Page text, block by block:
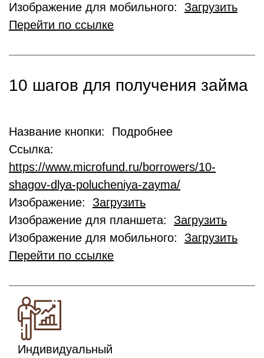
Изображение для мобильного: Загрузить
Перейти по ссылке
10 шагов для получения займа
Название кнопки: Подробнее
Ссылка:
https://www.microfund.ru/borrowers/10-
shagov-dlya-polucheniya-zayma/
Изображение: Загрузить
Изображение для планшета: Загрузить
Изображение для мобильного: Загрузить
Перейти по ссылке
Индивидуальный